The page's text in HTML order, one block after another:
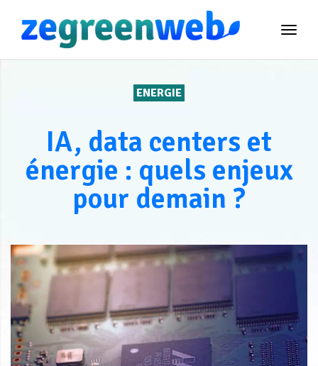
ENERGIE
IA, data centers et
énergie : quels enjeux
pour demain ?